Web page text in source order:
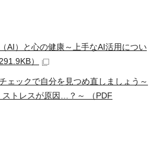
AI）と心の健康～上手なAI活用につい
）
ェックで自分を見つめ直しましょう～
ストレスが原因…？～ （PDF